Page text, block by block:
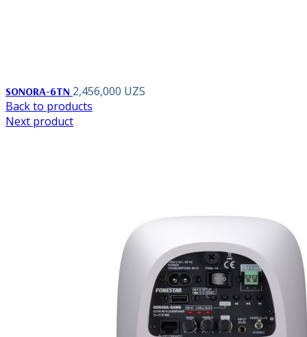
SONORA-6TN 2,456,000 UZS
Back to products
Next product